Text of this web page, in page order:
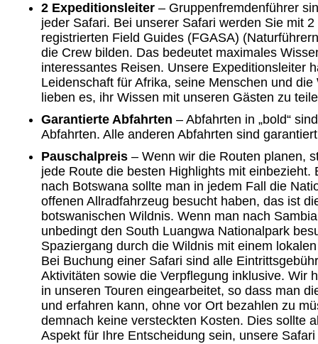
2 Expeditionsleiter – Gruppenfremdenführer
jeder Safari. Bei unserer Safari werden Sie mit
registrierten Field Guides (FGASA)
die Crew bilden. Das bedeutet maximales
interessantes Reisen. Unsere Expeditionsleiter
Leidenschaft für Afrika, seine Menschen und
lieben es, ihr Wissen mit unseren Gästen zu
Garantierte Abfahrten– Abfahrten in „bold“
Abfahrten. Alle anderen Abfahrten sind
Pauschalpreis – Wenn wir die Routen planen,
jede Route die besten Highlights mit einbezieht.
nach Botswana sollte man in jedem Fall die
offenen Allradfahrzeug besucht haben, das ist
botswanischen Wildnis. Wenn man nach
unbedingt den South Luangwa Nationalpark
Spaziergang durch die Wildnis mit einem
Bei Buchung einer Safari sind alle
Aktivitäten sowie die Verpflegung inklusive. Wir
in unseren Touren eingearbeitet, so dass man
und erfahren kann, ohne vor Ort bezahlen zu
demnach keine versteckten Kosten. Dies sollte
Aspekt für Ihre Entscheidung sein, unsere